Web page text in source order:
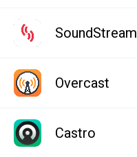
SoundStream
Overcast
Castro